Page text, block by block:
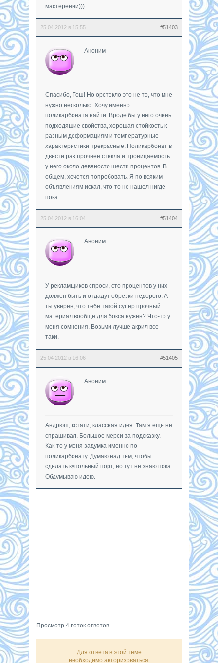
мастерении)))
25.04.2012 в 15:55 #51403
Аноним
Спасибо, Гош! Но орстекло это не то, что мне
нужно несколько. Хочу именно
поликарбоната найти. Вроде бы у него очень
подходящие свойства, хорошая стойкость к
разным деформациям и температурные
характеристики прекрасные. Поликарбонат в
двести раз прочнее стекла и проницаемость
у него около девяносто шести процентов. В
общем, хочется попробовать. Я по всяким
объявлениям искал, что-то не нашел нигде
пока.
25.04.2012 в 16:04 #51404
Аноним
У рекламщиков спроси, сто процентов у них
должен быть и отдадут обрезки недорого. А
ты уверен, что тебе такой супер прочный
материал вообще для бокса нужен? Что-то у
меня сомнения. Возьми лучше акрил все-
таки.
25.04.2012 в 16:06 #51405
Аноним
Андрюш, кстати, классная идея. Там я еще не
спрашивал. Большое мерси за подсказку.
Как-то у меня задумка именно по
поликарбонату. Думаю над тем, чтобы
сделать купольный порт, но тут не знаю пока.
Обдумываю идею.
Просмотр 4 веток ответов
Для ответа в этой теме
необходимо авторизоваться.